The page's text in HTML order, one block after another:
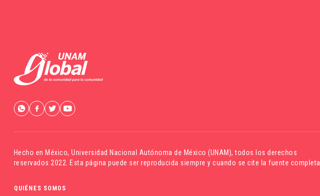
Hecho en México,Universidad Nacional Autónoma de México (UNAM), todos los derechos
reservados 2022. Esta página puede ser reproducida siempre y cuando se cite la fuente completa.
QUIÉNES SOMOS